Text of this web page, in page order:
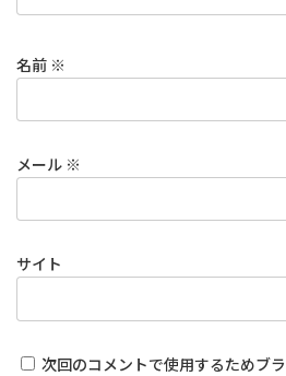
名前 ※
メール ※
サイト
次回のコメントで使用するためブ